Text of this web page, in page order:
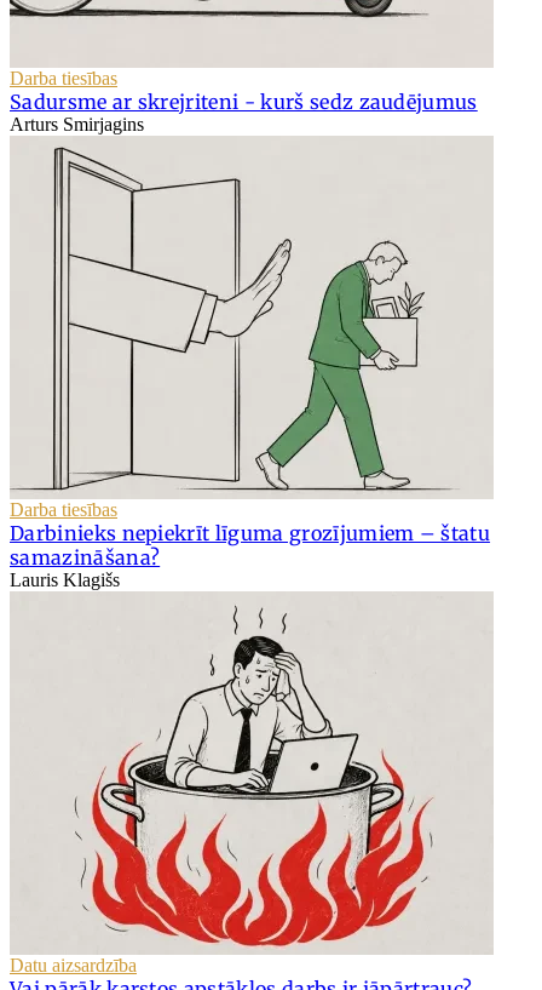
Darba tiesības
Sadursme ar skrejriteni - kurš sedz zaudējumus
Arturs Smirjagins
Darba tiesības
Darbinieks nepiekrīt līguma grozījumiem – štatu
samazināšana?
Lauris Klagišs
Datu aizsardzība